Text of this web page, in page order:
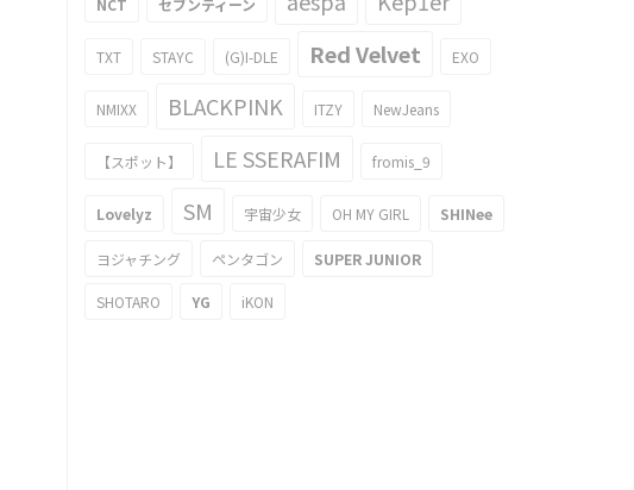
NCT セブンティーン
TXT STAYC (G)I-DLE Red Velvet EXO
NMIXX BLACKPINK ITZY NewJeans
【スポット】 LE SSERAFIM fromis_9
Lovelyz SM 宇宙少女 OH MY GIRL SHINee
ヨジャチング ペンタゴン SUPER JUNIOR
SHOTARO YG iKON